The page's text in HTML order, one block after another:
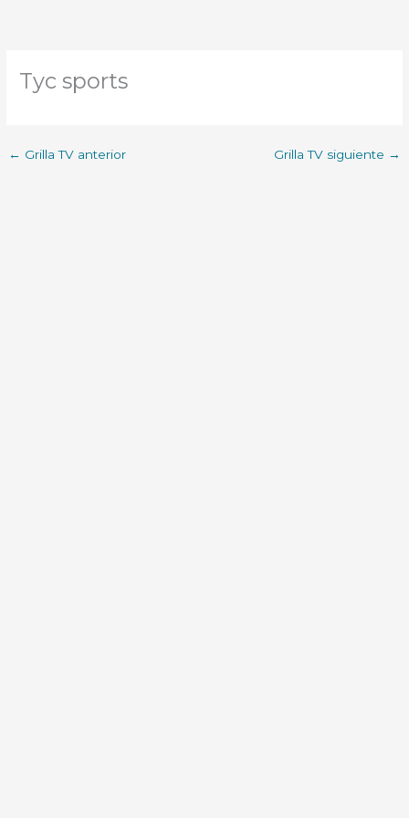
Tyc sports
← Grilla TV anterior Grilla TV siguiente →